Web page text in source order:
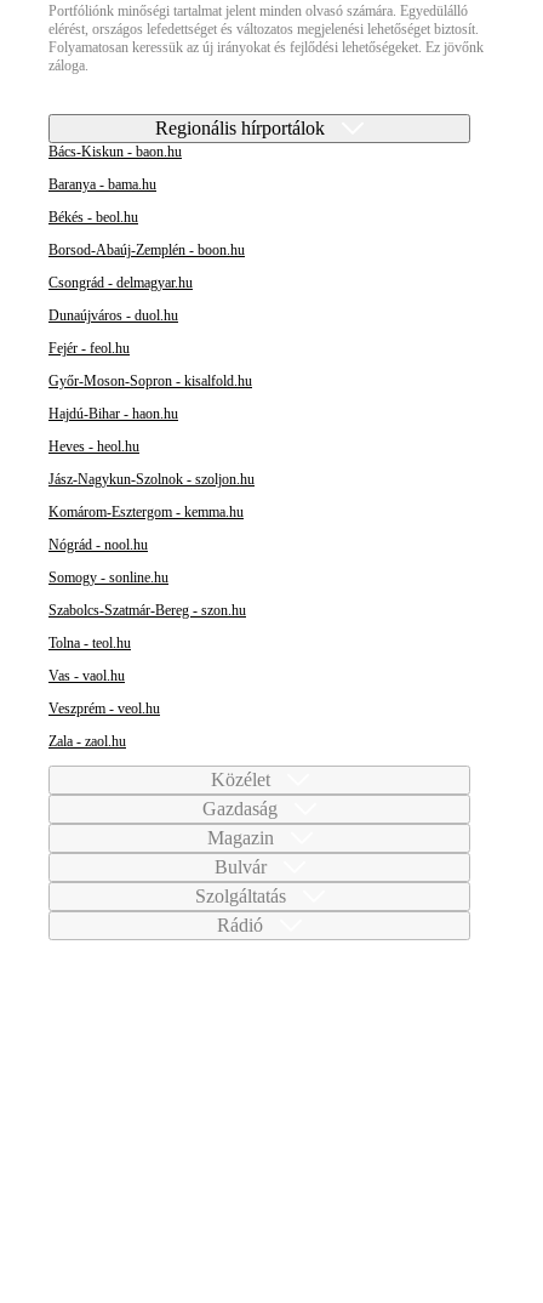
Portfóliónk minőségi tartalmat jelent minden olvasó számára. Egyedülálló
elérést, országos lefedettséget és változatos megjelenési lehetőséget biztosít.
Folyamatosan keressük az új irányokat és fejlődési lehetőségeket. Ez jövőnk
záloga.
Regionális hírportálok
Bács-Kiskun - baon.hu
Baranya - bama.hu
Békés - beol.hu
Borsod-Abaúj-Zemplén - boon.hu
Csongrád - delmagyar.hu
Dunaújváros - duol.hu
Fejér - feol.hu
Győr-Moson-Sopron - kisalfold.hu
Hajdú-Bihar - haon.hu
Heves - heol.hu
Jász-Nagykun-Szolnok - szoljon.hu
Komárom-Esztergom - kemma.hu
Nógrád - nool.hu
Somogy - sonline.hu
Szabolcs-Szatmár-Bereg - szon.hu
Tolna - teol.hu
Vas - vaol.hu
Veszprém - veol.hu
Zala - zaol.hu
Közélet
Gazdaság
Magazin
Bulvár
Szolgáltatás
Rádió